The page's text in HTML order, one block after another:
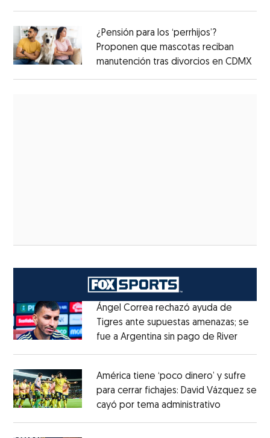
¿Pensión para los ‘perrhijos’?
Proponen que mascotas reciban
manutención tras divorcios en CDMX
Ángel Correa rechazó ayuda de
Tigres ante supuestas amenazas; se
fue a Argentina sin pago de RiverOpens
América tiene ‘poco dinero’ y sufre
para cerrar fichajes: David Vázquez se
cayó por tema administrativo